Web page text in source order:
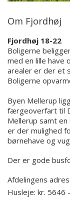
Om Fjordhøj
Fjordhøj 18-22
Boligerne
med en lille have
arealer er der et
Boligerne
Byen Mellerup
færgeoverfart til
Mellerup samt
er der mulighed
børnehave og
Der er gode
Afdelingens
Husleje: kr. 5646